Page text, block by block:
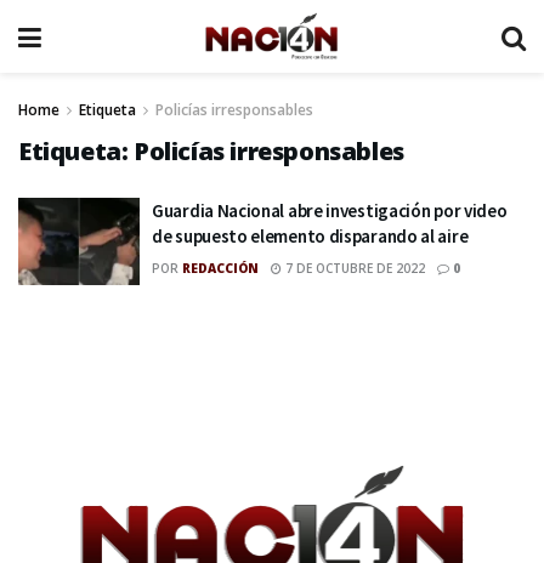
Home Etiqueta Policías irresponsables
Etiqueta: Policías irresponsables
Guardia Nacional abre investigación por video
de supuesto elemento disparando al aire
POR REDACCIÓN 7 DE OCTUBRE DE 2022 0